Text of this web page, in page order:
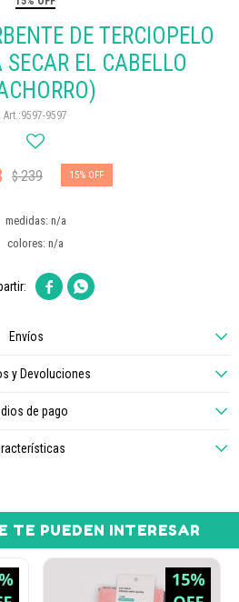
DE TERCIOPELO
EL CABELLO
9597-9597
$239 15
medidas: n/a
colores: n/a
 
Envíos
y Devoluciones
de pago
TE PUEDEN INTERESAR